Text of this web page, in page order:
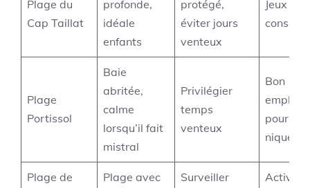
Plage du
Cap Taillat
profonde,
idéale
enfants
protégé,
éviter jours
venteux
Jeux de
Plage
Portissol
Baie
abritée,
calme
lorsqu’il fait
mistral
Privilégier
temps
venteux
Bon
pour
nique
Plage de
Plage avec
Surveiller
Activités